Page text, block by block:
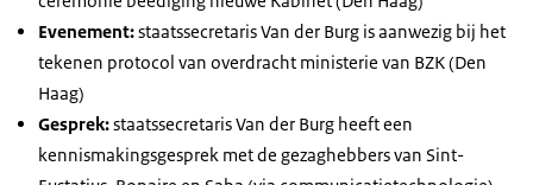
Evenement:staatssecretaris Van der Burg is aanwezig bij het
tekenen protocol van overdracht ministerie van BZK (Den
Haag)
Gesprek:staatssecretaris Van der Burg heeft een
kennismakingsgesprek met de gezaghebbers van Sint-